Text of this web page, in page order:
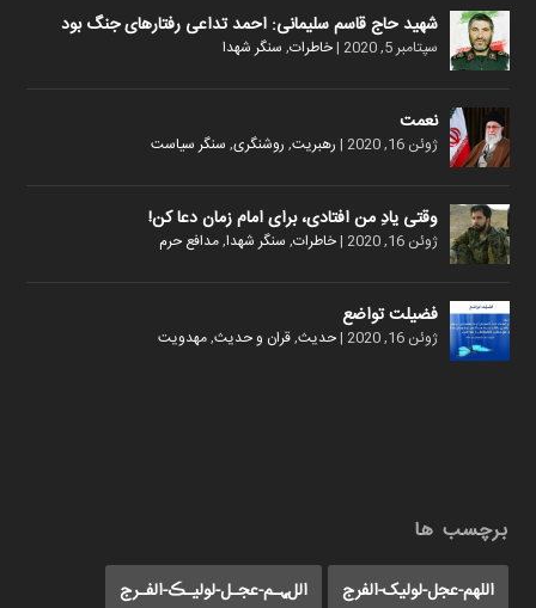
شهید حاج قاسم سلیمانی: احمد تداعی رفتارهای جنگ بود
سپتامبر 5, 2020 |خاطرات, سنگر شهدا
نعمت
ژوئن 16, 2020 | رهبریت, روشنگری, سنگر سیاست
وقتی یادِ من افتادی، برای امام زمان دعا کن!
ژوئن 16, 2020 |خاطرات, سنگر شهدا,مدافع حرم
فضیلت تواضع
ژوئن 16, 2020 |حدیث,قران و حدیث,مهدویت
برچسب ها
اللهم-عجل-لولیک-الفرج اللﮩـم-عجـل-لولیـڪ-الفـرج